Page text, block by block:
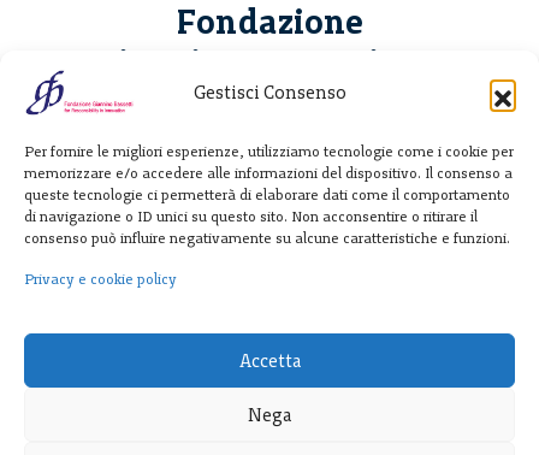
Gestisci Consenso
Per fornire le migliori esperienze, utilizziamo tecnologie come i cookie per
memorizzare e/o accedere alle informazioni del dispositivo. Il consenso a
queste tecnologie ci permetterà di elaborare dati come il comportamento
di navigazione o ID unici su questo sito. Non acconsentire o ritirare il
consenso può influire negativamente su alcune caratteristiche e funzioni.
Privacy e cookie policy
Accetta
Nega
Fondazione
Giannino Bassetti ETS
20122 Milano - Italia
T. +39 02 781933
F. + 39 02 76392030
info@fondazionebassetti.org
p.i. 12520270153